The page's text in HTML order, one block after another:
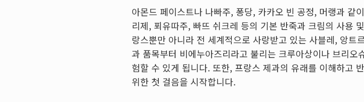
아몬드 페이스트나 나빠주, 퐁당, 카카오 빈 공정, 머랭과 같
리제, 푀유따주, 빠뜨 쉬크레 등의 기본 반죽과 크림의 사용
랑스뿐만 아니라 전 세계적으로 사랑받고 있는 사블레, 앙트
과 품목부터 비에누아즈리라고 불리는 크루아상이나 브리
험할 수 있게 됩니다. 또한, 프랑스 제과의 유래를 이해하고
위한 첫 걸음을 시작합니다.